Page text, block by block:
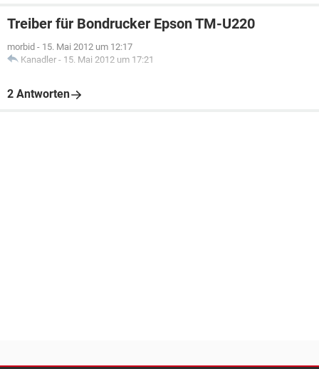
Treiber für Bondrucker Epson TM-U220
morbid - 15. Mai 2012 um 12:17
Kanadler - 15. Mai 2012 um 17:21
2 Antworten